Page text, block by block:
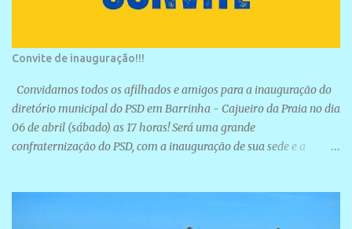
Convite de inauguração!!!
Convidamos todos os afilhados e amigos para a inauguração do
diretório municipal do PSD em Barrinha - Cajueiro da Praia no dia
06 de abril (sábado) as 17 horas! Será uma grande
confraternização do PSD, com a inauguração de sua sede e a